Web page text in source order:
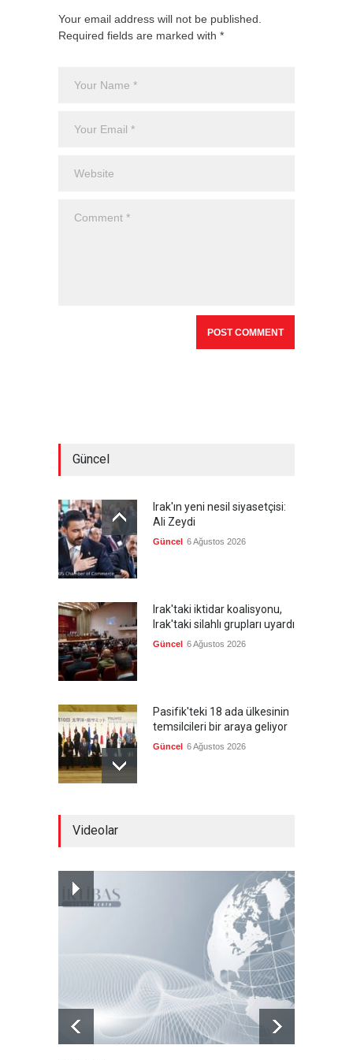
Your email address will not be published.
Required fields are marked with *
Güncel
Irak'ın yeni nesil siyasetçisi:
Ali Zeydi
Güncel 6 Ağustos 2026
Irak'taki iktidar koalisyonu,
Irak'taki silahlı grupları uyardı
Güncel 6 Ağustos 2026
Pasifik'teki 18 ada ülkesinin
temsilcileri bir araya geliyor
Güncel 6 Ağustos 2026
Japonya, nükleer silah
karşıtlığını teyid etmedi
6 Ağustos 2026
Videolar